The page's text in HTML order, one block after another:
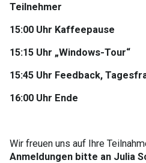
Teilnehmer
15:00 Uhr Kaffeepause
15:15 Uhr „Windows-Tour“
15:45 Uhr Feedback,
16:00 Uhr Ende
Wir freuen uns auf Ihre
Anmeldungen bitte an Julia